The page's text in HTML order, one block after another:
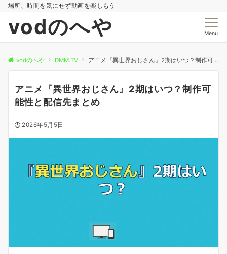
場所、時間を気にせず動画を楽しもう
vodのへや Menu
vodのへや DMM.TV アニメ『異世界おじさん』2期はいつ？制作可能性と配信先まとめ
アニメ『異世界おじさん』2期はいつ？制作可
能性と配信先まとめ
2026年5月5日